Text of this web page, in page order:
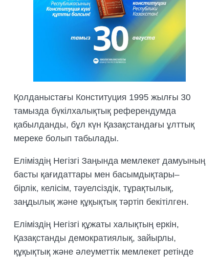
БИОЛОГИЯЛЫҚ НЕГІЗДЕМЕЛЕРДІ
ДАЙЫНДАУ
ТРЕНИНГТЕР МЕН СЕМИНАРЛАР,
ДАЛАЛЫҚ ЭКСКУРСИЯЛАР
ҰЙЫМДАСТЫРУ
ДАЛАЛЫҚ ТӘЖІРИБЕЛЕРДІ,
ҰЙЫМДАСТЫРУ
Қолданыстағы Конституция 1995 жылғы 30
тамызда бүкілхалықтық референдумда
қабылданды, бұл күн Қазақстандағы ұлттық
мереке болып табылады.
Еліміздің Негізгі Заңында мемлекет дамуының
басты қағидаттары мен басымдықтары–
бірлік, келісім, тәуелсіздік, тұрақтылық,
заңдылық және құқықтық тәртіп бекітілген.
Еліміздің Негізгі құжаты халықтың еркін,
Қазақстанды демократиялық, зайырлы,
құқықтық және әлеуметтік мемлекет ретінде